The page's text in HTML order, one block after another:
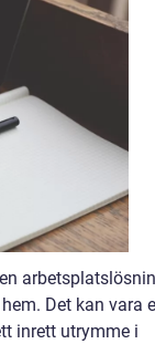
Det kan vara
inrett utrymme i